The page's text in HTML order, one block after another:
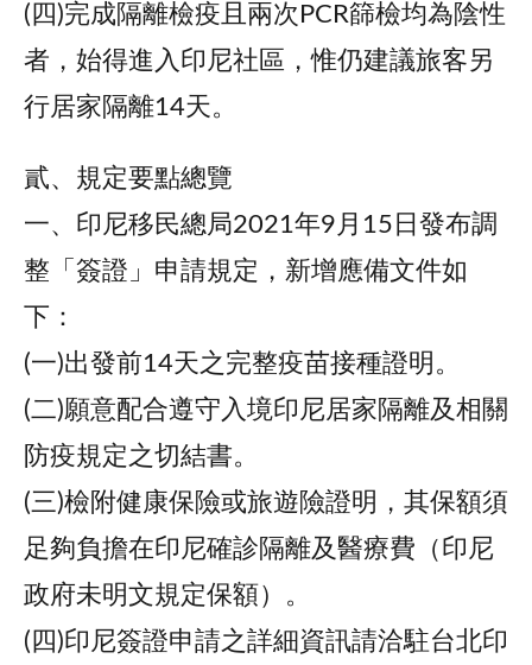
(四)完成隔離檢疫且兩次PCR篩檢均為陰性
者，始得進入印尼社區，惟仍建議旅客另
行居家隔離14天。
貳、規定要點總覽
一、印尼移民總局2021年9月15日發布調
整「簽證」申請規定，新增應備文件如
下：
(一)出發前14天之完整疫苗接種證明。
(二)願意配合遵守入境印尼居家隔離及相關
防疫規定之切結書。
(三)檢附健康保險或旅遊險證明，其保額須
足夠負擔在印尼確診隔離及醫療費（印尼
政府未明文規定保額）。
(四)印尼簽證申請之詳細資訊請洽駐台北印